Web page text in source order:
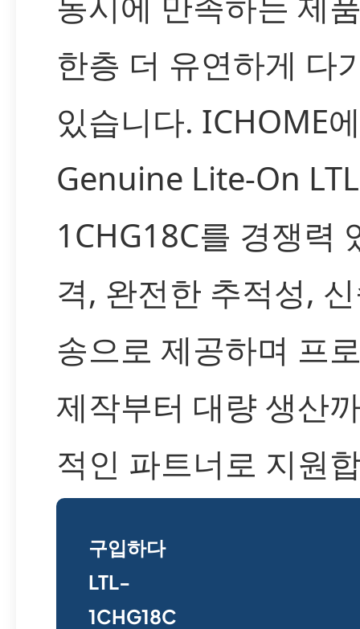
한층 더 유연하게 다
있습니다. ICHOME
Genuine Lite-On
1CHG18C를 경쟁력
격, 완전한 추적성,
송으로 제공하며 프
제작부터 대량 생산
적인 파트너로 지원
구입하다
LTL-
1CHG18C